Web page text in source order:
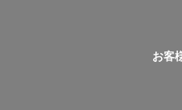
お客